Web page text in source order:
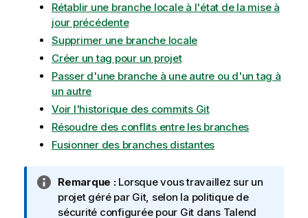
Rétablir une branche locale à l'état de la mise à
jour précédente
Supprimer une branche locale
Créer un tag pour un projet
Passer d'une branche à une autre ou d'un tag à
un autre
Voir l'historique des commits Git
Résoudre des conflits entre les branches
Fusionner des branches distantes
N
o
t
Remarque :Lorsque vous travaillez sur un
projet géré par Git, selon la politique de
sécurité configurée pour Git dans Talend